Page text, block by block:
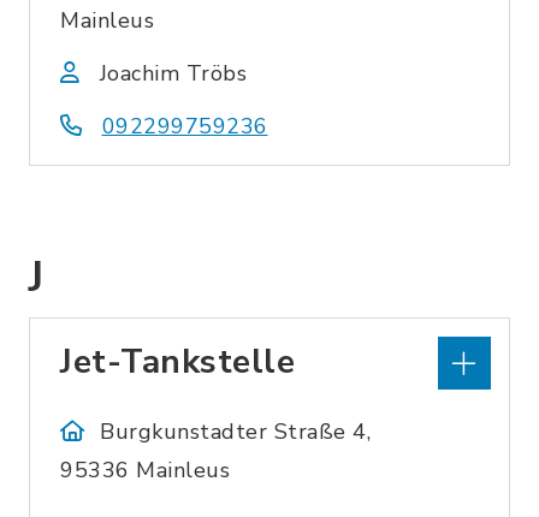
Mainleus
Joachim Tröbs
092299759236
J
Jet-Tankstelle
Burgkunstadter Straße 4,
95336 Mainleus